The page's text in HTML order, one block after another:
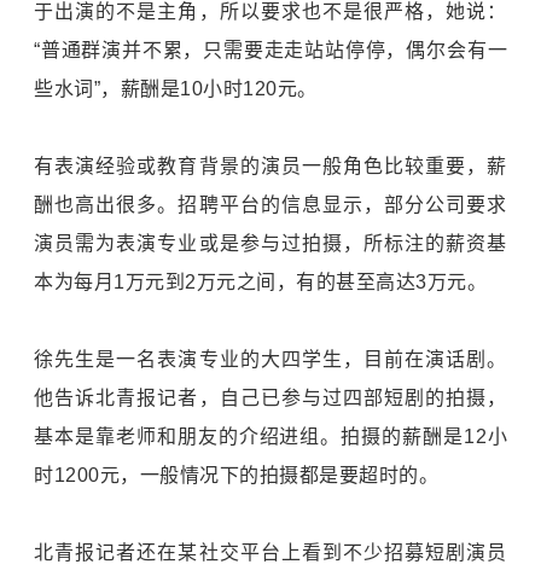
于出演的不是主角，所以要求也不是很严格，她说：
“普通群演并不累，只需要走走站站停停，偶尔会有一
些水词”，薪酬是10小时120元。
有表演经验或教育背景的演员一般角色比较重要，薪
酬也高出很多。招聘平台的信息显示，部分公司要求
演员需为表演专业或是参与过拍摄，所标注的薪资基
本为每月1万元到2万元之间，有的甚至高达3万元。
徐先生是一名表演专业的大四学生，目前在演话剧。
他告诉北青报记者，自己已参与过四部短剧的拍摄，
基本是靠老师和朋友的介绍进组。拍摄的薪酬是12小
时1200元，一般情况下的拍摄都是要超时的。
北青报记者还在某社交平台上看到不少招募短剧演员